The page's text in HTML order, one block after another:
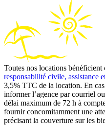
Toutes nos locations bénéficient
responsabilité civile, assistance
3,5% TTC de la location. En cas
informer l’agence par courriel
délai maximum de 72 h à
fournir concomitamment une
précisant la couverture sur les